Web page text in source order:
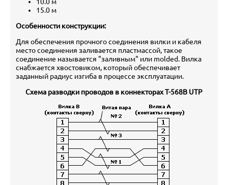
15.0 м
Особенности конструкции:
Для обеспечения прочного соединения вилки и кабеля
место соединения заливается пластмассой, такое
соединение называется "заливным" или molded. Вилка
снабжается хвостовиком, который обеспечивает
заданный радиус изгиба в процессе эксплуатации.
Схема разводки проводов в коннекторах T-568B UTP